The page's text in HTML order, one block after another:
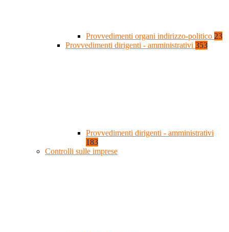
Provvedimenti organi indirizzo-politico 23
Provvedimenti dirigenti - amministrativi 353
Provvedimenti dirigenti - amministrativi
183
Controlli sulle imprese